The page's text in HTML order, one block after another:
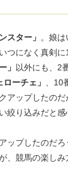
スター」 。娘
つになく真剣
」 以外にも、2
ローチェ」 、10
アップしたの
絞り込みだと感
ップしたのだ
、競馬の楽しみ